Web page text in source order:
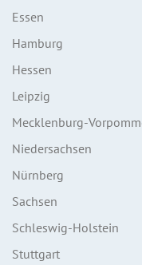
Essen
Hamburg
Hessen
Leipzig
Mecklenburg-
Niedersachsen
Nürnberg
Sachsen
Schleswig-Holstein
Stuttgart